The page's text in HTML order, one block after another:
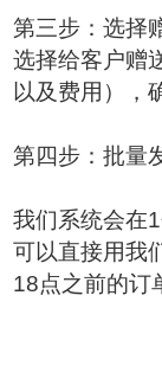
第三步：选择
选择给客户赠
以及费用），
第四步：批量
我们系统会在
可以直接用我
18点之前的订